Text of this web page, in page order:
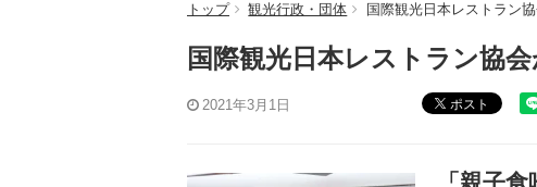
トップ 観光行政・団体 国際観光日本レストラン
国際観光日本レストラン協
2021年3月1日 ポスト